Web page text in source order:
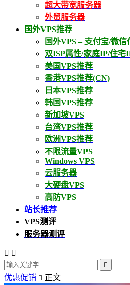
超大带宽服务器
外贸服务器
国外VPS推荐
国外VPS – 支付宝/微信
双ISP属性/家庭IP/住宅
美国VPS推荐
香港VPS推荐(CN)
日本VPS推荐
韩国VPS推荐
新加坡VPS
台湾VPS推荐
欧洲VPS推荐
不限流量VPS
Windows VPS
云服务器
大硬盘VPS
高防VPS
站长推荐
VPS测评
服务器测评
 

优惠促销  正文